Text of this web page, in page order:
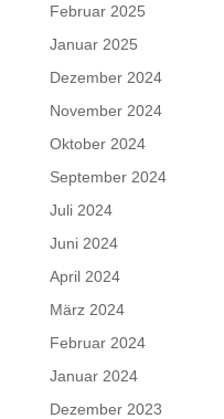
Februar 2025
Januar 2025
Dezember 2024
November 2024
Oktober 2024
September 2024
Juli 2024
Juni 2024
April 2024
März 2024
Februar 2024
Januar 2024
Dezember 2023